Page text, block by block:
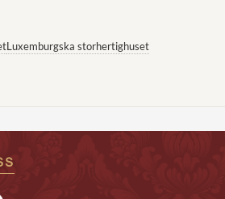
Luxemburgska storhertighuset